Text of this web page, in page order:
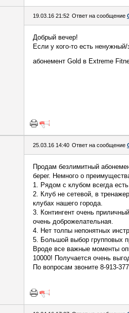
19.03.16 21:52 Ответ на сообщение
Добрый вечер!
Если у кого-то есть
абонемент Gold в Extreme
25.03.16 14:40 Ответ на сообщение
Продам безлимитный
берег. Немного о
1. Рядом с клубом всегда
2. Клуб не сетевой, в
клубах нашего города.
3. Контингент очень
очень доброжелательная.
4. Нет толпы непонятных
5. Большой выбор групповых
Вроде все важные моменты
10000! Получается очень
По вопросам звоните 8-913-